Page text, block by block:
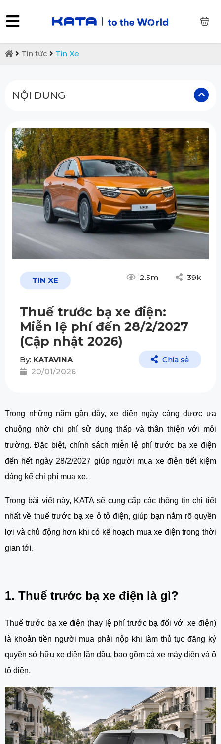
Tin tức Tin Xe
NỘI DUNG
TIN XE 2.5m 39k
Thuế trước bạ xe điện:
Miễn lệ phí đến 28/2/2027
(Cập nhật 2026)
By: KATAVINA
20/01/2026
Chia sẻ
Trong những năm gần đây, xe điện ngày càng được ưa
chuộng nhờ chi phí sử dụng thấp và thân thiện với môi
trường. Đặc biệt, chính sách miễn lệ phí trước bạ xe điện
đến hết ngày 28/2/2027 giúp người mua xe điện tiết kiệm
đáng kể chi phí mua xe.
Trong bài viết này, KATA sẽ cung cấp các thông tin chi tiết
nhất về thuế trước bạ xe ô tô điện, giúp bạn nắm rõ quyền
lợi và chủ động hơn khi có kế hoạch mua xe điện trong thời
gian tới.
1. Thuế trước bạ xe điện là gì?
Thuế trước bạ xe điện (hay lệ phí trước bạ đối với xe điện)
là khoản tiền người mua phải nộp khi làm thủ tục đăng ký
quyền sở hữu xe điện lần đầu, bao gồm cả xe máy điện và ô
tô điện.